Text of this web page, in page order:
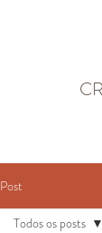
Post
Todos os posts